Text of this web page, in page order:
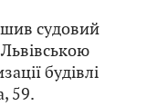
судовий
будівлі
59.